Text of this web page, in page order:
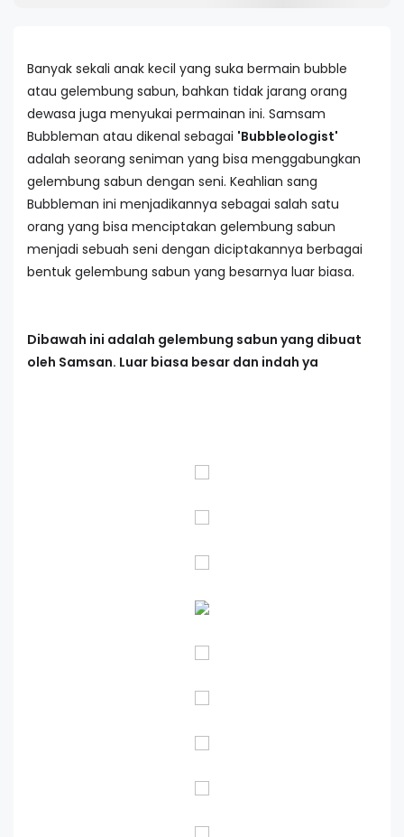
Banyak sekali anak kecil yang suka bermain bubble
atau gelembung sabun, bahkan tidak jarang orang
dewasa juga menyukai permainan ini. Samsam
Bubbleman atau dikenal sebagai 'Bubbleologist'
adalah seorang seniman yang bisa menggabungkan
gelembung sabun dengan seni. Keahlian sang
Bubbleman ini menjadikannya sebagai salah satu
orang yang bisa menciptakan gelembung sabun
menjadi sebuah seni dengan diciptakannya berbagai
bentuk gelembung sabun yang besarnya luar biasa.
Dibawah ini adalah gelembung sabun yang dibuat
oleh Samsan. Luar biasa besar dan indah ya